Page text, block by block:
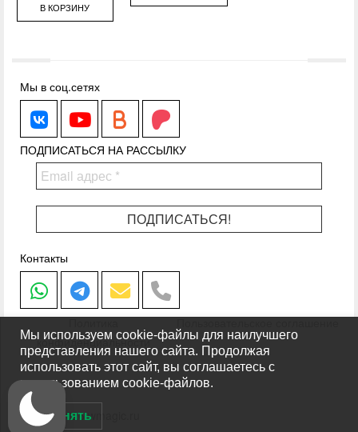
В КОРЗИНУ
Мы в соц.сетях
WhiteMagicWhiteMagicBoosty.to
ПОДПИСАТЬСЯ НА РАССЫЛКУ
Контакты
Написать в Whatsapp
Написать в Telegram
Написать на почту
Политика
конфиденциальности
Пользовательское соглашение
© 2014 - 2026 wmagic.ru
Мы используем cookie-файлы для наилучшего
представления нашего сайта. Продолжая
использовать этот сайт, вы соглашаетесь с
использованием cookie-файлов.
Принять